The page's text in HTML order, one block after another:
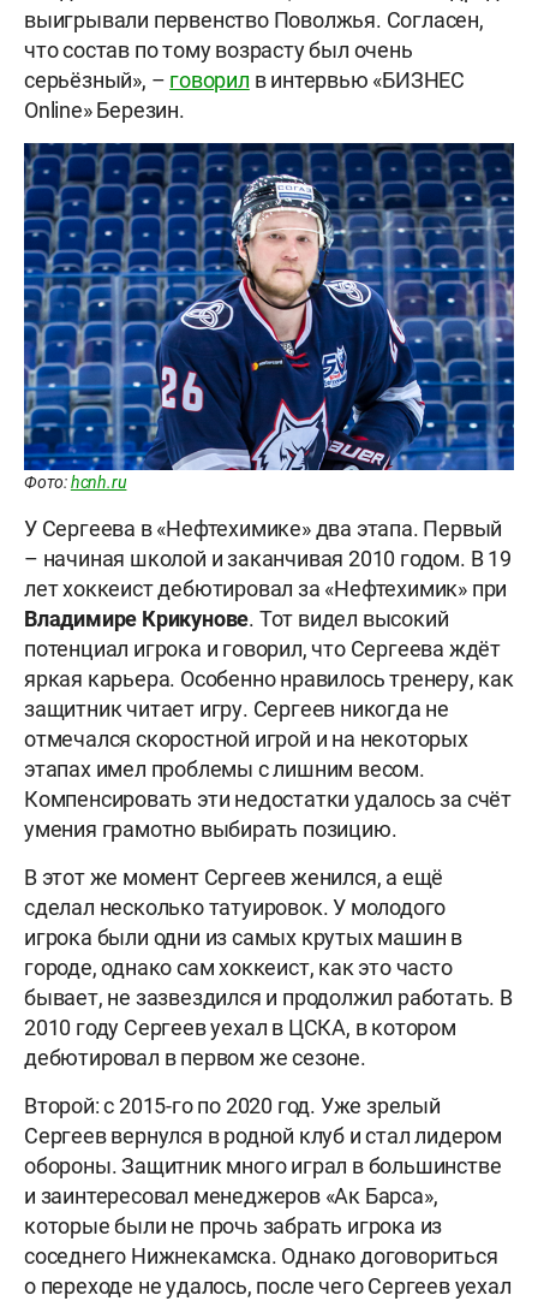
выигрывали первенство Поволжья. Согласен,
что состав по тому возрасту был очень
серьёзный», – говорил в интервью «БИЗНЕС
Online» Березин.
Фото:hcnh.ru
У Сергеева в «Нефтехимике» два этапа. Первый
– начиная школой и заканчивая 2010 годом. В 19
лет хоккеист дебютировал за «Нефтехимик» при
Владимире Крикунове. Тот видел высокий
потенциал игрока и говорил, что Сергеева ждёт
яркая карьера. Особенно нравилось тренеру, как
защитник читает игру. Сергеев никогда не
отмечался скоростной игрой и на некоторых
этапах имел проблемы с лишним весом.
Компенсировать эти недостатки удалось за счёт
умения грамотно выбирать позицию.
В этот же момент Сергеев женился, а ещё
сделал несколько татуировок. У молодого
игрока были одни из самых крутых машин в
городе, однако сам хоккеист, как это часто
бывает, не зазвездился и продолжил работать. В
2010 году Сергеев уехал в ЦСКА, в котором
дебютировал в первом же сезоне.
Второй: с 2015-го по 2020 год. Уже зрелый
Сергеев вернулся в родной клуб и стал лидером
обороны. Защитник много играл в большинстве
и заинтересовал менеджеров «Ак Барса»,
которые были не прочь забрать игрока из
соседнего Нижнекамска. Однако договориться
о переходе не удалось, после чего Сергеев уехал